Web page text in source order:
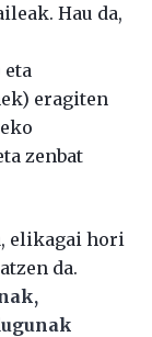
Hau da,
eragiten
zenbat
elikagai hori
da.